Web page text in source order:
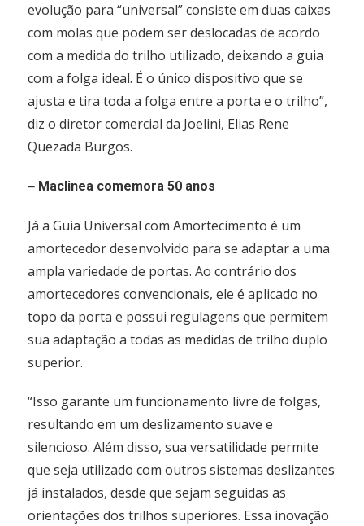
evolução para “universal” consiste em duas caixas
com molas que podem ser deslocadas de acordo
com a medida do trilho utilizado, deixando a guia
com a folga ideal. É o único dispositivo que se
ajusta e tira toda a folga entre a porta e o trilho”,
diz o diretor comercial da Joelini, Elias Rene
Quezada Burgos.
– Maclinea comemora 50 anos
Já a Guia Universal com Amortecimento é um
amortecedor desenvolvido para se adaptar a uma
ampla variedade de portas. Ao contrário dos
amortecedores convencionais, ele é aplicado no
topo da porta e possui regulagens que permitem
sua adaptação a todas as medidas de trilho duplo
superior.
“Isso garante um funcionamento livre de folgas,
resultando em um deslizamento suave e
silencioso. Além disso, sua versatilidade permite
que seja utilizado com outros sistemas deslizantes
já instalados, desde que sejam seguidas as
orientações dos trilhos superiores. Essa inovação